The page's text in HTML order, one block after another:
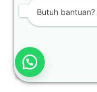
Belanja
Butuh